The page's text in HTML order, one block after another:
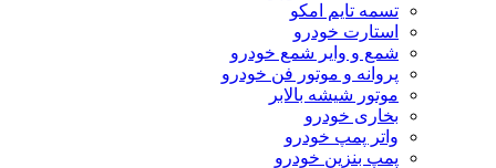
تسمه تایم امکو
استارت خودرو
شمع و وایر شمع خودرو
پروانه و موتور فن خودرو
موتور شیشه بالابر
بخاری خودرو
واتر پمپ خودرو
پمپ بنزین خودرو